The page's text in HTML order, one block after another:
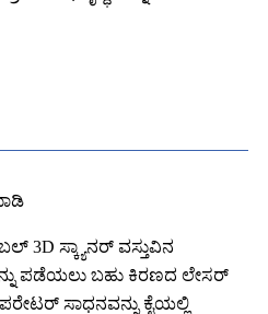
3D ಸ್ಕ್ಯಾನರ್ ವಸ್ತುವಿನ
ಪಡೆಯಲು ಬಹು ಕಿರಣದ ಲೇಸರ್
ಸಾಧನವನ್ನು ಕೈಯಲ್ಲಿ